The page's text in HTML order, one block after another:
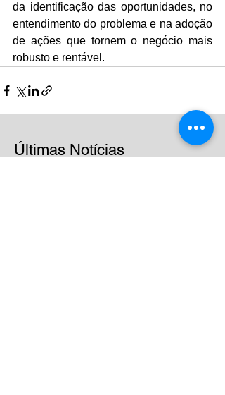
da identificação das oportunidades, no
entendimento do problema e na adoção
de ações que tornem o negócio mais
robusto e rentável.
Últimas Notícias